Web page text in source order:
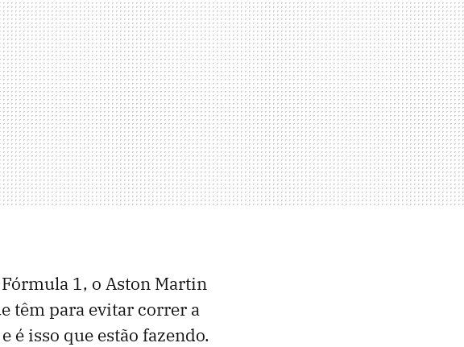
1, o Aston Martin
têm para evitar correr a
é isso que estão fazendo.